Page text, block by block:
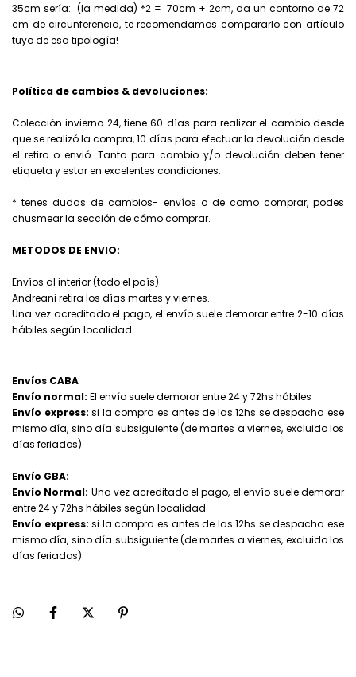
35cm sería: (la medida) *2 = 70cm + 2cm, da un contorno de 72
cm de circunferencia, te recomendamos compararlo con artículo
tuyo de esa tipología!
Política de cambios & devoluciones:
Colección invierno 24, tiene 60 días para realizar el cambio desde
que se realizó la compra, 10 días para efectuar la devolución desde
el retiro o envió. Tanto para cambio y/o devolución deben tener
etiqueta y estar en excelentes condiciones.
* tenes dudas de cambios- envíos o de como comprar, podes
chusmear la sección de cómo comprar.
METODOS DE ENVIO:
Envíos al interior (todo el país)
Andreani retira los días martes y viernes.
Una vez acreditado el pago, el envío suele demorar entre 2-10 días
hábiles según localidad.
Envíos CABA
Envío normal: El envío suele demorar entre 24 y 72hs hábiles
Envío express: si la compra es antes de las 12hs se despacha ese
mismo día, sino día subsiguiente (de martes a viernes, excluido los
días feriados)
Envío GBA:
Envío Normal: Una vez acreditado el pago, el envío suele demorar
entre 24 y 72hs hábiles según localidad.
Envío express: si la compra es antes de las 12hs se despacha ese
mismo día, sino día subsiguiente (de martes a viernes, excluido los
días feriados)